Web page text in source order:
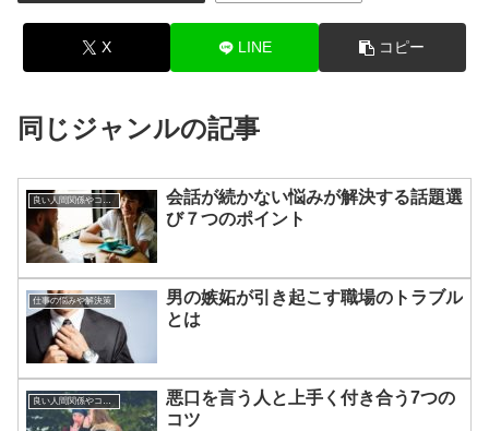
X LINE コピー
同じジャンルの記事
会話が続かない悩みが解決する話題選
び７つのポイント
仕事の悩みや解決策
男の嫉妬が引き起こす職場のトラブル
とは
悪口を言う人と上手く付き合う7つの
コツ